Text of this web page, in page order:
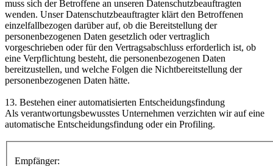
muss sich der Betroffene an unseren Datenschutzbeauftragten
wenden. Unser Datenschutzbeauftragter klärt den Betroffenen
einzelfallbezogen darüber auf, ob die Bereitstellung der
personenbezogenen Daten gesetzlich oder vertraglich
vorgeschrieben oder für den Vertragsabschluss erforderlich ist, ob
eine Verpflichtung besteht, die personenbezogenen Daten
bereitzustellen, und welche Folgen die Nichtbereitstellung der
personenbezogenen Daten hätte.
13. Bestehen einer automatisierten Entscheidungsfindung
Als verantwortungsbewusstes Unternehmen verzichten wir auf eine
automatische Entscheidungsfindung oder ein Profiling.
Empfänger: